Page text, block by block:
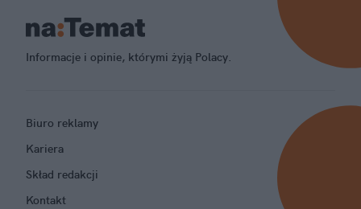
Informacje i opinie, którymi żyją Polacy.
Biuro reklamy
Kariera
Skład redakcji
Kontakt